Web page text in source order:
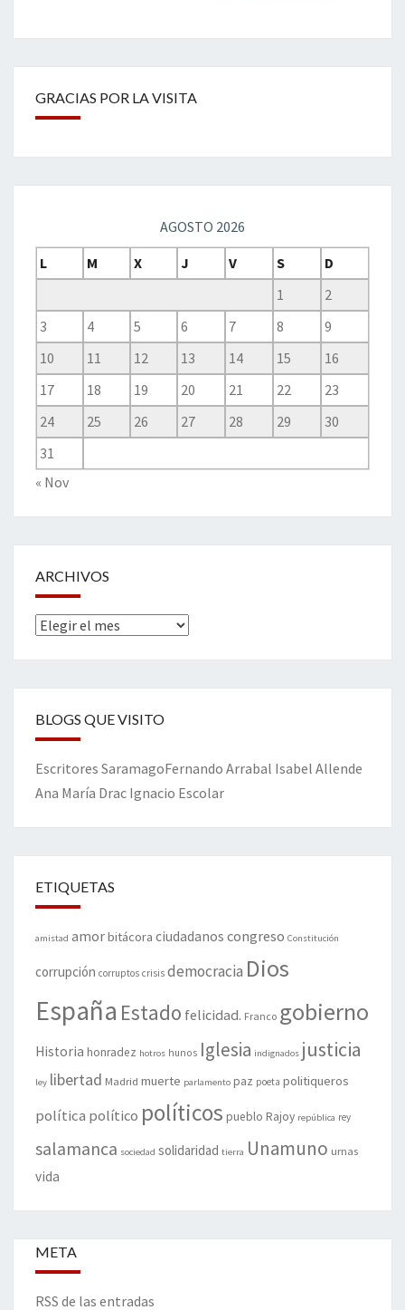
GRACIAS POR LA VISITA
AGOSTO 2026
L
M X J V S
D
1
2
3
4 5 6 7 8
9
10
11 12 13 14 15
16
17
18 19 20 21 22
23
24
25 26 27 28 29
30
31
« Nov
ARCHIVOS
Archivos
BLOGS QUE VISITO
Escritores SaramagoFernando Arrabal Isabel Allende
Ana María Drac Ignacio Escolar
ETIQUETAS
amistad amorbitácora ciudadanos congreso Constitución
corrupción corruptos crisis democracia Dios
España Estado felicidad. Franco gobierno
Historia honradez hotros hunos Iglesia indignados justicia
ley libertad Madrid muerte parlamento paz poeta politiqueros
política político políticos pueblo Rajoy república rey
salamanca sociedad solidaridad tierra Unamuno urnas
vida
META
RSS de las entradas